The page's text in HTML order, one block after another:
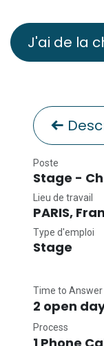
J'ai de la
Poste
Stage -
Lieu de travail
PARIS,
Type d'emploi
Stage
Time to Answer
2 open
Process